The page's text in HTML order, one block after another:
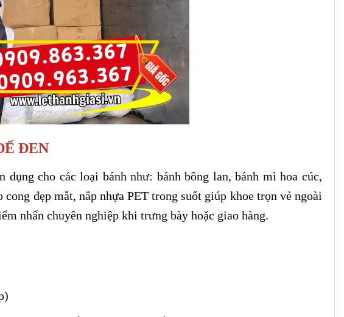
ĐEN
dụng cho các loại bánh như: bánh bông lan, bánh mì hoa cúc,
đẹp mắt, nắp nhựa PET trong suốt giúp khoe trọn vẻ ngoài
nhấn chuyên nghiệp khi trưng bày hoặc giao hàng.